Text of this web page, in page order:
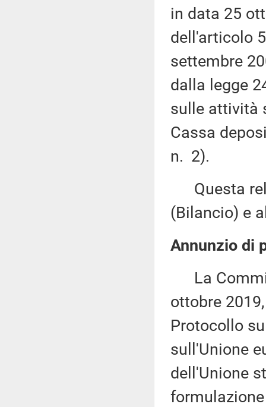
in data 25
dell'articolo
settembre
dalla legge
sulle attività
Cassa
n. 2).
Questa
(Bilancio) e
Annunzio di
La
ottobre
Protocollo
sull'Unione
dell'Unione